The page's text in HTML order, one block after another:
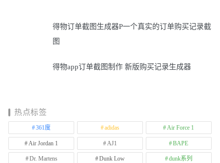
得物订单截图生成器P一个真实的订单购买记录截
图
得物app订单截图制作 新版购买记录生成器
热点标签
361度 adidas Air Force 1
Air Jordan 1 AJ1 BAPE
Dr. Martens Dunk Low dunk系列